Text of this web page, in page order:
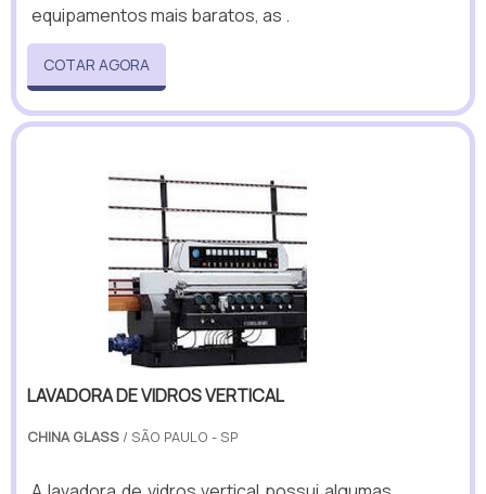
equipamentos mais baratos, as .
COTAR AGORA
LAVADORA DE VIDROS VERTICAL
CHINA GLASS / SÃO PAULO - SP